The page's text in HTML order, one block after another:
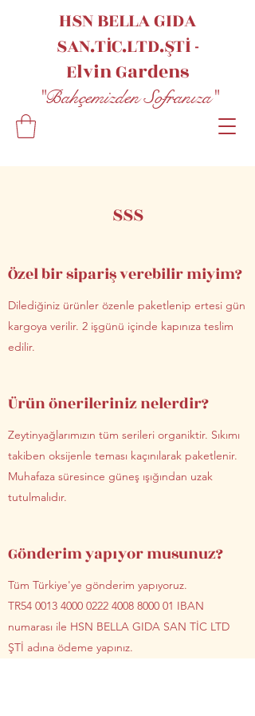
HSN BELLA GIDA
SAN.TİC.LTD.ŞTİ -
ElvinGardens
"Bahçemizden Sofranıza"
SSS
Özel bir sipariş verebilir miyim?
Dilediğiniz ürünler özenle paketlenip ertesi gün
kargoya verilir. 2 işgünü içinde kapınıza teslim
edilir.
Ürün önerileriniz nelerdir?
Zeytinyağlarımızın tüm serileri organiktir. Sıkımı
takiben oksijenle teması kaçınılarak paketlenir.
Muhafaza süresince güneş ışığından uzak
tutulmalıdır.
Gönderim yapıyor musunuz?
Tüm Türkiye'ye gönderim yapıyoruz.
TR54 0013 4000 0222 4008 8000 01 IBAN
numarası ile HSN BELLA GIDA SAN TİC LTD
ŞTİ adına ödeme yapınız.